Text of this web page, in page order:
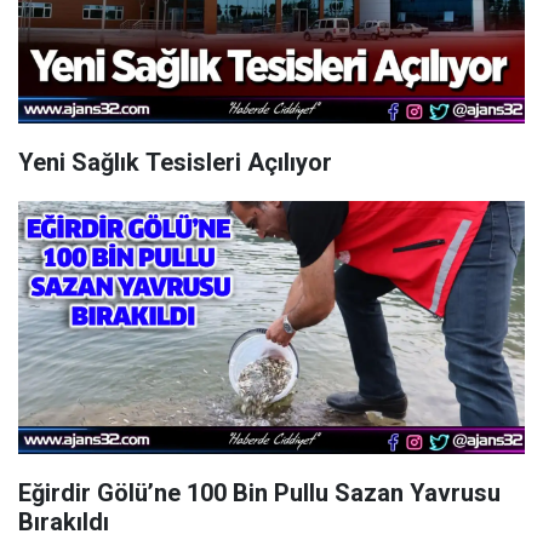
Yeni Sağlık Tesisleri Açılıyor
Eğirdir Gölü’ne 100 Bin Pullu Sazan Yavrusu
Bırakıldı